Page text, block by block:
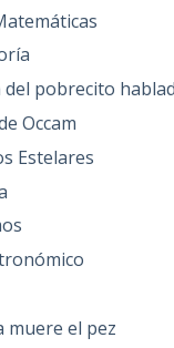
del pobrecito
Occam
Estelares
muere el pez